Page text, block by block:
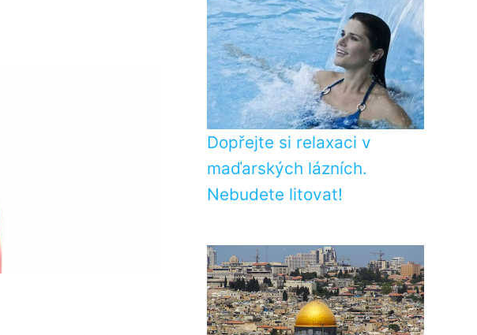
Dopřejte si relaxaci v
maďarských lázních.
Nebudete litovat!